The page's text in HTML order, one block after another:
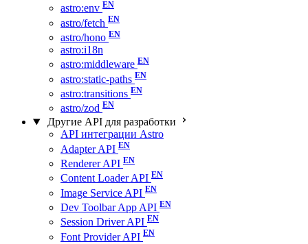
astro:env
astro/fetch
astro/hono
astro:i18n
astro:middleware
astro:static-paths
astro:transitions
astro/zod
Другие API для разработки
API интеграции Astro
Adapter API
Renderer API
Content Loader API
Image Service API
Dev Toolbar App API
Session Driver API
Font Provider API